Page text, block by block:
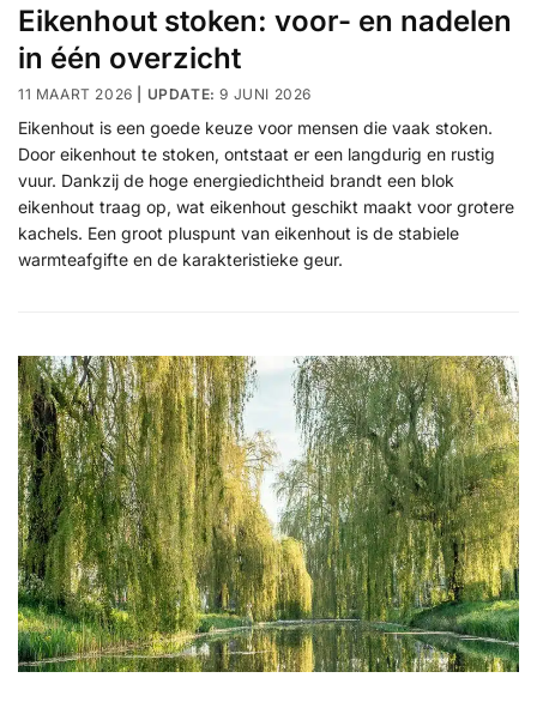
Eikenhout stoken: voor- en nadelen
in één overzicht
11 MAART 2026 9 JUNI 2026
Eikenhout is een goede keuze voor mensen die vaak stoken.
Door eikenhout te stoken, ontstaat er een langdurig en rustig
vuur. Dankzij de hoge energiedichtheid brandt een blok
eikenhout traag op, wat eikenhout geschikt maakt voor grotere
kachels. Een groot pluspunt van eikenhout is de stabiele
warmteafgifte en de karakteristieke geur.